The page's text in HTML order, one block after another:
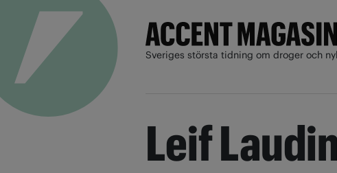
Sveriges största tidning om droger och
Leif